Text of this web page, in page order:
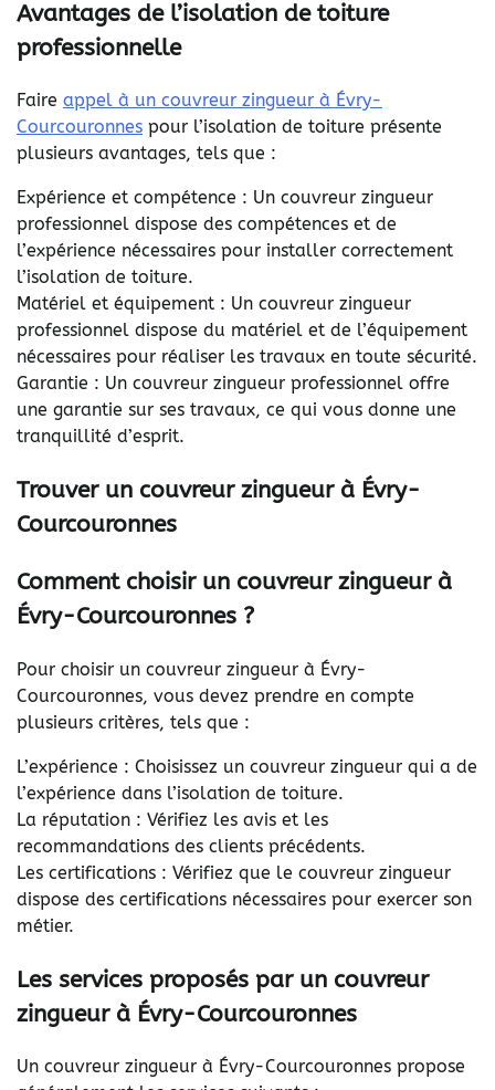
Avantages de l’isolation de toiture
professionnelle
Faire appel à un couvreur zingueur à Évry-
Courcouronnes pour l’isolation de toiture présente
plusieurs avantages, tels que :
Expérience et compétence : Un couvreur zingueur
professionnel dispose des compétences et de
l’expérience nécessaires pour installer correctement
l’isolation de toiture.
Matériel et équipement : Un couvreur zingueur
professionnel dispose du matériel et de l’équipement
nécessaires pour réaliser les travaux en toute sécurité.
Garantie : Un couvreur zingueur professionnel offre
une garantie sur ses travaux, ce qui vous donne une
tranquillité d’esprit.
Trouver un couvreur zingueur à Évry-
Courcouronnes
Comment choisir un couvreur zingueur à
Évry-Courcouronnes ?
Pour choisir un couvreur zingueur à Évry-
Courcouronnes, vous devez prendre en compte
plusieurs critères, tels que :
L’expérience : Choisissez un couvreur zingueur qui a de
l’expérience dans l’isolation de toiture.
La réputation : Vérifiez les avis et les
recommandations des clients précédents.
Les certifications : Vérifiez que le couvreur zingueur
dispose des certifications nécessaires pour exercer son
métier.
Les services proposés par un couvreur
zingueur à Évry-Courcouronnes
Un couvreur zingueur à Évry-Courcouronnes propose